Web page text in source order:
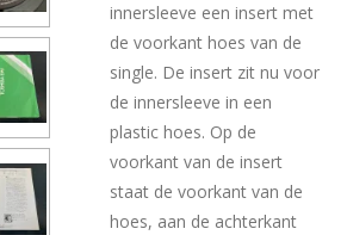
innersleeve een insert met
de voorkant hoes van de
single. De insert zit nu voor
de innersleeve in een
plastic hoes. Op de
voorkant van de insert
staat de voorkant van de
hoes, aan de achterkant